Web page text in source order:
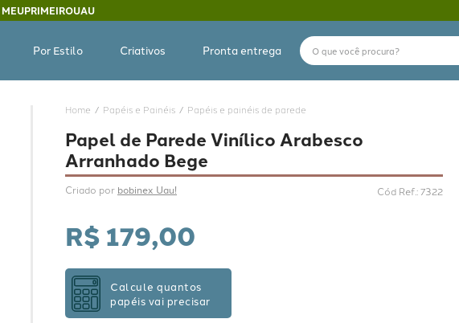
MEUPRIMEIROUAU
Por Estilo Criativos Pronta entrega
O que você procura?
Papéis e Painéis Papéis e painéis de parede
Papel de Parede Vinílico Arabesco
Arranhado Bege
Criado por bobinex Uau! Cód Ref.:7322
R$179,00
Calcule quantos
papéis vai precisar